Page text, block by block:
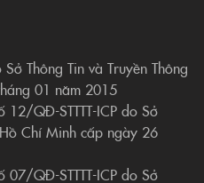
Thông Tin và Truyền Thông
01 năm 2015
12/QĐ-STTTT-ICP do Sở
Chí Minh cấp ngày 26
07/QĐ-STTTT-ICP do Sở